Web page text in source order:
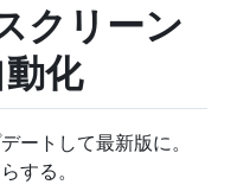
クリーン
化
ートして最新版に。
する。